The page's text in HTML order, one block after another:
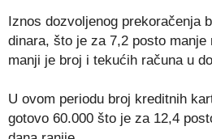
Iznos dozvoljenog prekoračenja
dinara, što je za 7,2 posto manje
manji je broj i tekućih računa u
U ovom periodu broj kreditnih
gotovo 60.000 što je za 12,4